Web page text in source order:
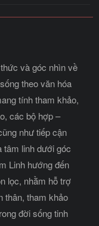
và góc nhìn về
theo văn hóa
tính tham khảo,
các bộ hợp –
như tiếp cận
tâm linh dưới góc
Linh hướng đến
lọc, nhằm hỗ trợ
thân, tham khảo
đời sống tinh